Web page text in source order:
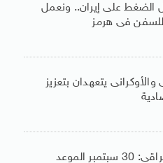
على إيران.. ونعمل
فى هرمز
والأوكرانى يتعهدان بتعزيز
رئيس الوزراء العراقى: 30 سبتمبر الموعد